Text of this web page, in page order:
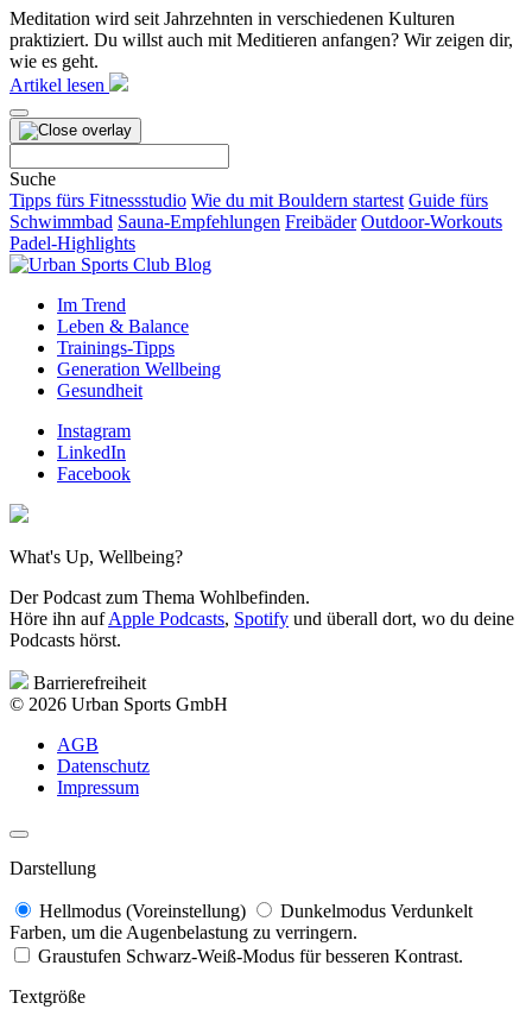
Meditation wird seit Jahrzehnten in verschiedenen Kulturen
praktiziert. Du willst auch mit Meditieren anfangen? Wir zeigen dir,
wie es geht.
Artikel lesen
nach:
Suche
Tipps fürs Fitnessstudio Wie du mit Bouldern startest Guide fürs
Schwimmbad Sauna-Empfehlungen Freibäder Outdoor-Workouts
Padel-Highlights
Im Trend
Leben & Balance
Trainings-Tipps
Generation Wellbeing
Gesundheit
Instagram
LinkedIn
Facebook
What's Up, Wellbeing?
Der Podcast zum Thema Wohlbefinden.
Höre ihn aufApple Podcasts, Spotify und überall dort, wo du deine
Podcasts hörst.
Barrierefreiheit
© 2026 Urban Sports GmbH
AGB
Datenschutz
Impressum
Darstellung
Hellmodus (Voreinstellung) Dunkelmodus Verdunkelt
Farben, um die Augenbelastung zu verringern.
Graustufen Schwarz-Weiß-Modus für besseren Kontrast.
Textgröße